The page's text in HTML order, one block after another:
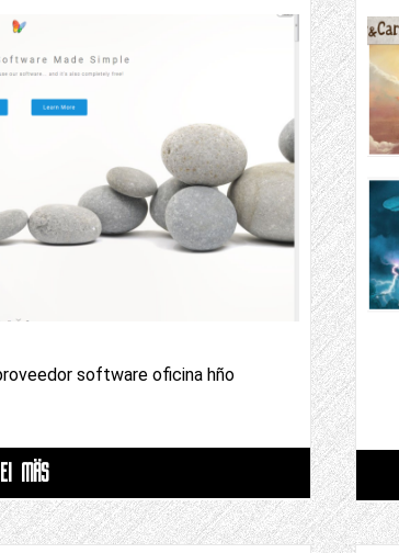
software oficina hño
MÄS